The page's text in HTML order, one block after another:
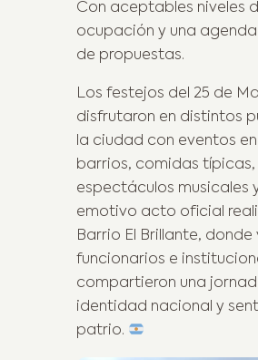
Con aceptables niveles
ocupación y una
de propuestas.
Los festejos del 25 de
disfrutaron en distintos
la ciudad con eventos en
barrios, comidas típicas,
espectáculos musicales
emotivo acto oficial
Barrio El Brillante, donde
funcionarios e
compartieron una
identidad nacional y
patrio.